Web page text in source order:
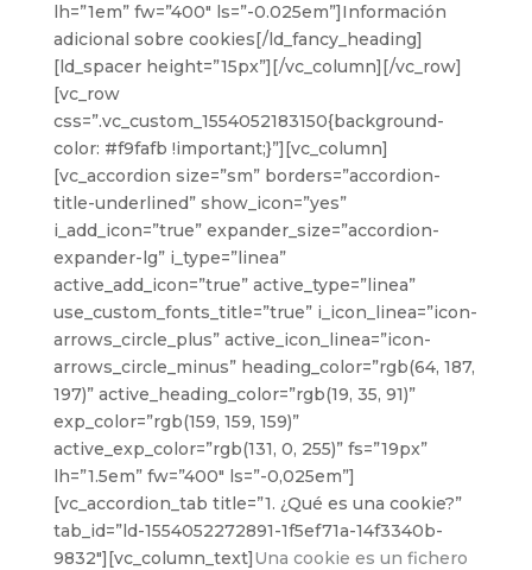
lh=”1em” fw=”400″ ls=”-0.025em”]Información
adicional sobre cookies[/ld_fancy_heading]
[ld_spacer height=”15px”][/vc_column][/vc_row]
[vc_row
css=”.vc_custom_1554052183150{background-
color: #f9fafb !important;}”][vc_column]
[vc_accordion size=”sm” borders=”accordion-
title-underlined” show_icon=”yes”
i_add_icon=”true” expander_size=”accordion-
expander-lg” i_type=”linea”
active_add_icon=”true” active_type=”linea”
use_custom_fonts_title=”true” i_icon_linea=”icon-
arrows_circle_plus” active_icon_linea=”icon-
arrows_circle_minus” heading_color=”rgb(64, 187,
197)” active_heading_color=”rgb(19, 35, 91)”
exp_color=”rgb(159, 159, 159)”
active_exp_color=”rgb(131, 0, 255)” fs=”19px”
lh=”1.5em” fw=”400″ ls=”-0,025em”]
[vc_accordion_tab title=”1. ¿Qué es una cookie?”
tab_id=”ld-1554052272891-1f5ef71a-14f3340b-
9832″][vc_column_text]Una cookie es un fichero